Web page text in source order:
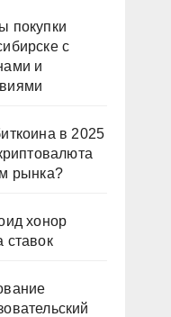
покупки
с
и
в 2025
рынка?
хонор
ставок